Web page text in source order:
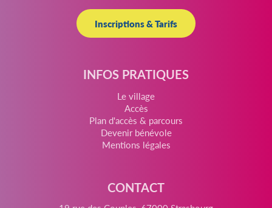
Inscriptions & Tarifs
INFOS PRATIQUES
Le village
Accès
Plan d'accès & parcours
Devenir bénévole
Mentions légales
CONTACT